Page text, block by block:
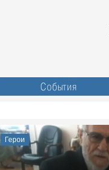
События
Герои